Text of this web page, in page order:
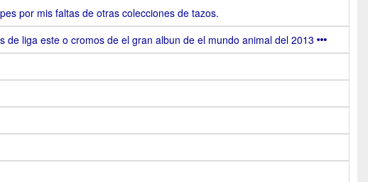
por mis faltas de otras colecciones de tazos.
de liga este o cromos de el gran albun de el mundo animal del 2013